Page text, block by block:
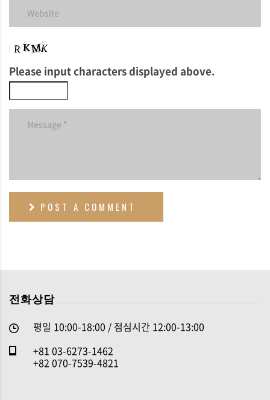
Please input characters displayed above.
POST A COMMENT
전화상담
평일 10:00-18:00 / 점심시간 12:00-13:00
+81 03-6273-1462
+82 070-7539-4821